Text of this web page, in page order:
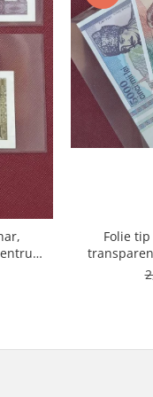
Folie